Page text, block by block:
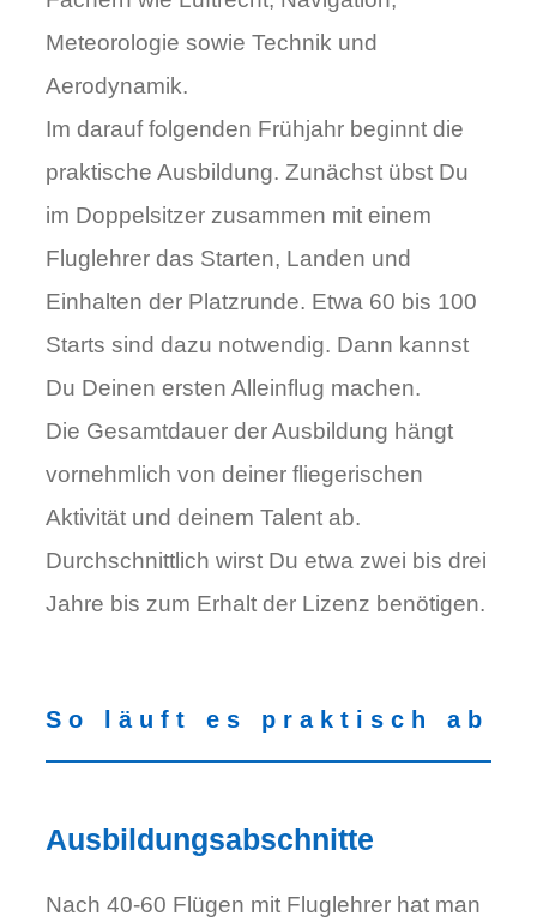
Meteorologie sowie Technik und
Aerodynamik.
Im darauf folgenden Frühjahr beginnt die
praktische Ausbildung. Zunächst übst Du
im Doppelsitzer zusammen mit einem
Fluglehrer das Starten, Landen und
Einhalten der Platzrunde. Etwa 60 bis 100
Starts sind dazu notwendig. Dann kannst
Du Deinen ersten Alleinflug machen.
Die Gesamtdauer der Ausbildung hängt
vornehmlich von deiner fliegerischen
Aktivität und deinem Talent ab.
Durchschnittlich wirst Du etwa zwei bis drei
Jahre bis zum Erhalt der Lizenz benötigen.
So läuft es praktisch ab
Ausbildungsabschnitte
Nach 40-60 Flügen mit Fluglehrer hat man